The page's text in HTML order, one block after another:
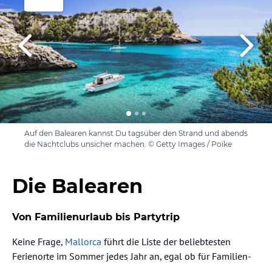
Auf den Balearen kannst Du tagsüber den Strand und abends
die Nachtclubs unsicher machen. © Getty Images / Poike
Die Balearen
Von Familienurlaub bis Partytrip
Keine Frage, Mallorca führt die Liste der beliebtesten
Ferienorte im Sommer jedes Jahr an, egal ob für Familien-